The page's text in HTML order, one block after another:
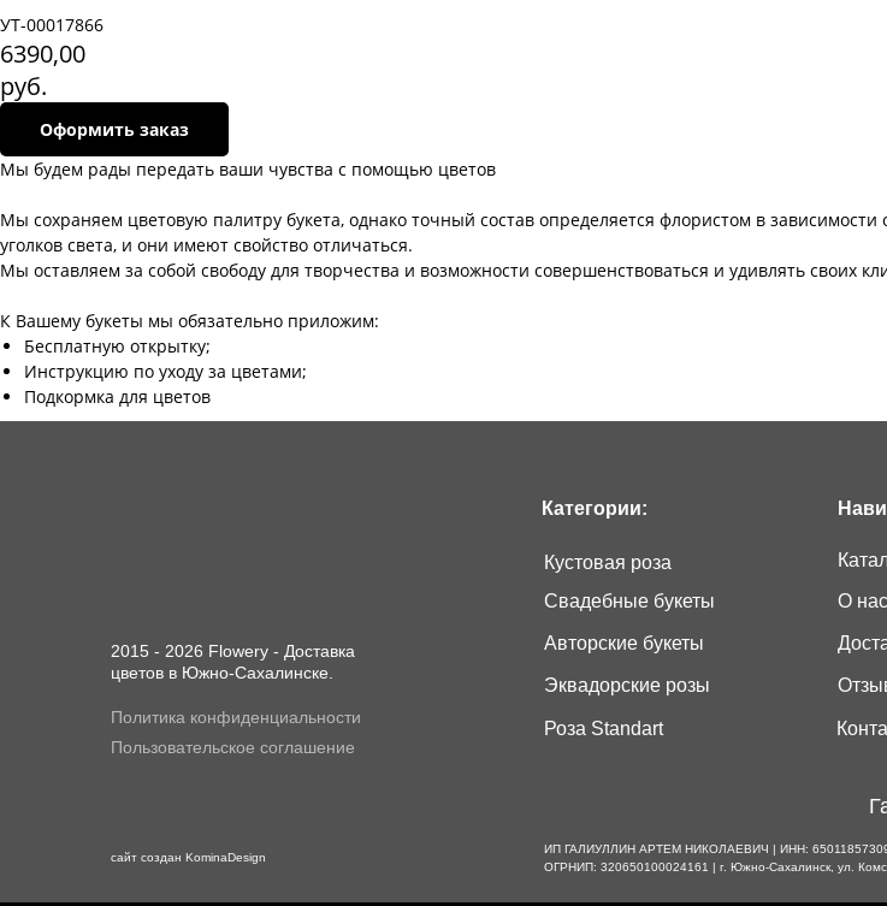
УТ-00017866
6390,00
руб.
Оформить заказ
Мы будем рады передать ваши чувства с помощью цветов
Мы сохраняем цветовую палитру букета, однако точный состав определяется флористом в
уголков света, и они имеют свойство отличаться.
Мы оставляем за собой свободу для творчества и возможности совершенствоваться и удивлять своих
К Вашему букеты мы обязательно приложим:
Бесплатную открытку;
Инструкцию по уходу за цветами;
Подкормка для цветов
О нас
2015 - 2026 Flowery - Доставка
цветов в Южно-Сахалинске.
Кустовая роза
Cвадебные букеты
Авторские букеты
Категории:
Эквадорские розы
Роза Standart
Политика конфиденциальности
Пользовательское соглашение
сайт создан KominaDesign
ИП ГАЛИУЛЛИН АРТЕМ НИКОЛАЕВИЧ | ИНН:
ОГРНИП: 320650100024161 | г. Южно-Сахалинск, ул.